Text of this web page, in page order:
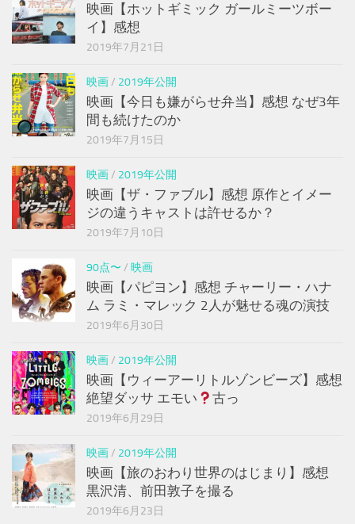
映画【ホットギミック ガールミーツボー
イ】感想
2019年7月21日
映画/ 2019年公開
映画【今日も嫌がらせ弁当】感想 なぜ3年
間も続けたのか
2019年7月15日
映画/ 2019年公開
映画【ザ・ファブル】感想 原作とイメー
ジの違うキャストは許せるか？
2019年7月10日
90点〜 / 映画
映画【パピヨン】感想 チャーリー・ハナ
ム ラミ・マレック 2人が魅せる魂の演技
2019年6月30日
映画/ 2019年公開
映画【ウィーアーリトルゾンビーズ】感想
絶望ダッサ エモい
古っ
2019年6月29日
映画/ 2019年公開
映画【旅のおわり世界のはじまり】感想
黒沢清、前田敦子を撮る
2019年6月23日